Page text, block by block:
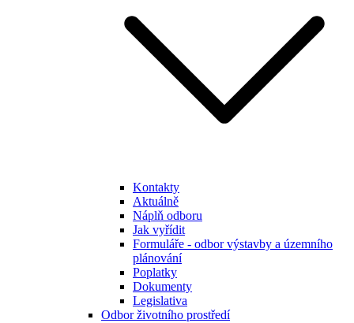
Kontakty
Aktuálně
Náplň odboru
Jak vyřídit
Formuláře - odbor výstavby a územního
plánování
Poplatky
Dokumenty
Legislativa
Odbor životního prostředí